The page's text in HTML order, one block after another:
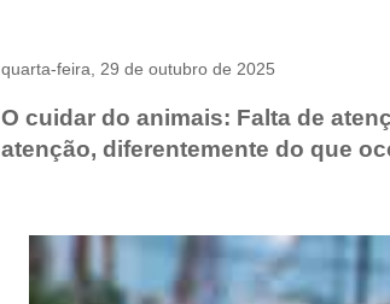
quarta-feira, 29 de outubro de 2025
O cuidar do animais: Falta de
atenção, diferentemente do que